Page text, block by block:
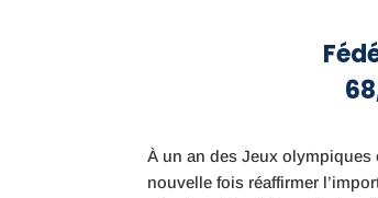
À un an des Jeux olympiques
nouvelle fois réaffirmer